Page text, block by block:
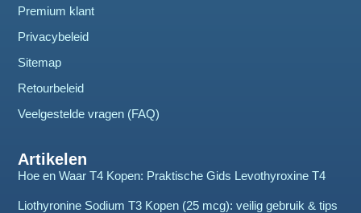
Premium klant
Privacybeleid
Sitemap
Retourbeleid
Veelgestelde vragen (FAQ)
Artikelen
Hoe en Waar T4 Kopen: Praktische Gids Levothyroxine T4
Liothyronine Sodium T3 Kopen (25 mcg): veilig gebruik & tips